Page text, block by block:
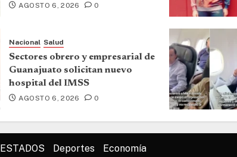
AGOSTO 6, 2026 0
Nacional Salud
Sectores obrero y empresarial de
Guanajuato solicitan nuevo
hospital del IMSS
AGOSTO 6, 2026 0
ESTADOS Deportes Economía